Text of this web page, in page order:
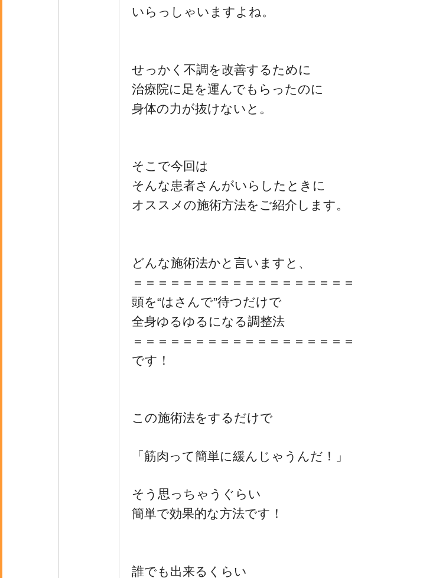
いらっしゃいますよね。
せっかく不調を改善するために
治療院に足を運んでもらったのに
身体の力が抜けないと。
そこで今回は
そんな患者さんがいらしたときに
オススメの施術方法をご紹介します。
どんな施術法かと言いますと、
＝＝＝＝＝＝＝＝＝＝＝＝＝＝＝＝＝＝
頭を“はさんで”待つだけで
全身ゆるゆるになる調整法
＝＝＝＝＝＝＝＝＝＝＝＝＝＝＝＝＝＝
です！
この施術法をするだけで
「筋肉って簡単に緩んじゃうんだ！」
そう思っちゃうぐらい
簡単で効果的な方法です！
誰でも出来るくらい